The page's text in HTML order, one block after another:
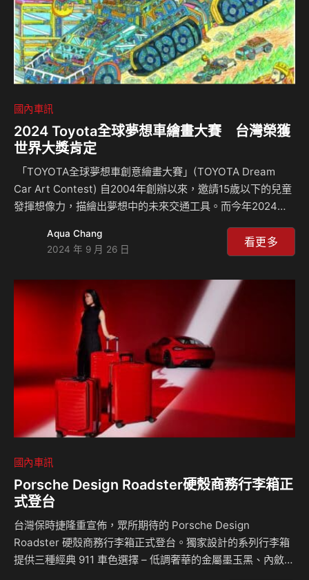
國內車訊
2024 Toyota全球夢想車繪畫大賽 台灣榮獲
世界大獎肯定
「TOYOTA全球夢想車創意繪畫大賽」(TOYOTA Dream
Car Art Contest) 自2004年創辦以來，邀請15歲以下的兒童
發揮想像力，描繪出夢想中的未來交通工具。而今年2024
數，並於全球各地收到超過70萬件作品，近期公布了全球大賽
第17屆得獎者名單，其中來自台灣11歲王元晟同學的《建築製
美金及獎牌。 自TOYOTA全球夢想車創意繪畫大賽設立以
來，來自144個國家的參賽作品總數高達940萬件，而每一屆
都會評選出金獎(共3名)、特別獎(共2名)以及…
Aqua Chang
2024 年 9 月 26 日
看更多
國內車訊
Porsche Design Roadster硬殼商務行李箱正
式登台
台灣保時捷隆重宣佈，眾所期待的 Porsche Design
Roadster 硬殼商務行李箱正式登台。獨家設計的系列行李箱
提供三種經典 911 車色選擇 – 低調奢華的金屬墨玉黑、內斂沉